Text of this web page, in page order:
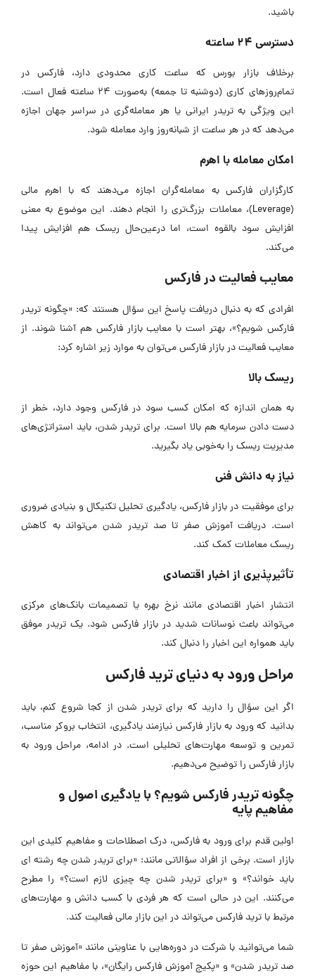
باشید.
دسترسی 24 ساعته
برخلاف بازار بورس که ساعت کاری محدودی دارد، فارکس در
تمام‌روزهای کاری (دوشنبه تا جمعه) به‌صورت 24 ساعته فعال است.
این ویژگی به تریدر ایرانی یا هر معامله‌گری در سراسر جهان اجازه
می‌دهد که در هر ساعت از شبانه‌روز وارد معامله شود.
امکان معامله با اهرم
کارگزاران فارکس به معامله‌گران اجازه می‌دهند که با اهرم مالی
(Leverage)، معاملات بزرگ‌تری را انجام دهند. این موضوع به معنی
افزایش سود بالقوه است، اما درعین‌حال ریسک هم افزایش پیدا
می‌کند.
معایب فعالیت در فارکس
افرادی که به دنبال دریافت پاسخ این سؤال هستند که: «چگونه تریدر
فارکس شویم؟»، بهتر است با معایب بازار فارکس هم آشنا شوند. از
معایب فعالیت در بازار فارکس می‌توان به موارد زیر اشاره کرد:
ریسک بالا
به همان اندازه که امکان کسب سود در فارکس وجود دارد، خطر از
دست دادن سرمایه هم بالا است. برای تریدر شدن، باید استراتژی‌های
مدیریت ریسک را به‌خوبی یاد بگیرید.
نیاز به دانش فنی
برای موفقیت در بازار فارکس، یادگیری تحلیل تکنیکال و بنیادی ضروری
است. دریافت آموزش صفر تا صد تریدر شدن می‌تواند به کاهش
ریسک معاملات کمک کند.
تأثیرپذیری از اخبار اقتصادی
انتشار اخبار اقتصادی مانند نرخ بهره یا تصمیمات بانک‌های مرکزی
می‌تواند باعث نوسانات شدید در بازار فارکس شود. یک تریدر موفق
باید همواره این اخبار را دنبال کند.
مراحل ورود به دنیای ترید فارکس
اگر این سؤال را دارید که برای تریدر شدن از کجا شروع کنم، باید
بدانید که ورود به بازار فارکس نیازمند یادگیری، انتخاب بروکر مناسب،
تمرین و توسعه مهارت‌های تحلیلی است. در ادامه، مراحل ورود به
بازار فارکس را توضیح می‌دهیم.
چگونه تریدر فارکس شویم؟ با یادگیری اصول و
مفاهیم پایه
اولین قدم برای ورود به فارکس، درک اصطلاحات و مفاهیم کلیدی این
بازار است. برخی از افراد سؤالاتی مانند: «برای تریدر شدن چه رشته ای
باید خواند؟» و «برای تریدر شدن چه چیزی لازم است؟» را مطرح
می‌کنند. این در حالی است که هر فردی با کسب دانش و مهارت‌های
مرتبط با ترید فارکس می‌تواند در این بازار مالی فعالیت کند.
شما می‌توانید با شرکت در دوره‌هایی با عناوینی مانند «آموزش صفر تا
صد تریدر شدن» و «پکیج آموزش فارکس رایگان»، با مفاهیم این حوزه